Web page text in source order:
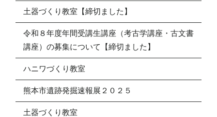
土器づくり教室【締切ました】
令和８年度年間受講生講座（考古学講座・古文書
講座）の募集について【締切ました】
ハニワづくり教室
熊本市遺跡発掘速報展２０２５
土器づくり教室